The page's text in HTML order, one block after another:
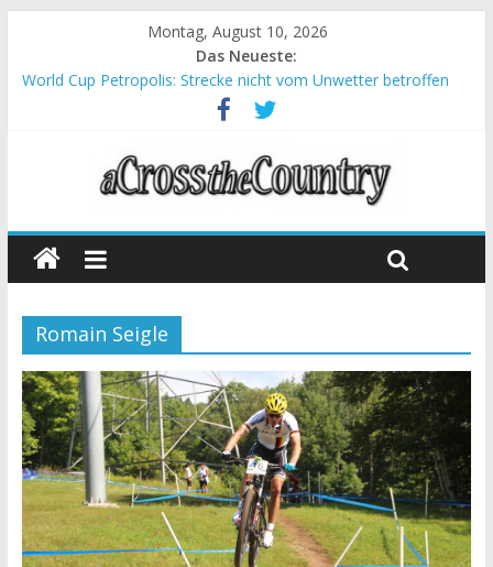
Montag, August 10, 2026
Das Neueste:
World Cup Petropolis: Strecke nicht vom Unwetter betroffen
Krumbach und Obergessertshausen: Mountainbike-Bundesliga
Supercup Massi Banyoles: Siege für Carod und Richards
Halbzeit beim Andalucia Bike Race: Weltmeister Seewald führt
Chelva: Schweizer Doppelsieg beim ersten XCO-Rennen der
Romain Seigle